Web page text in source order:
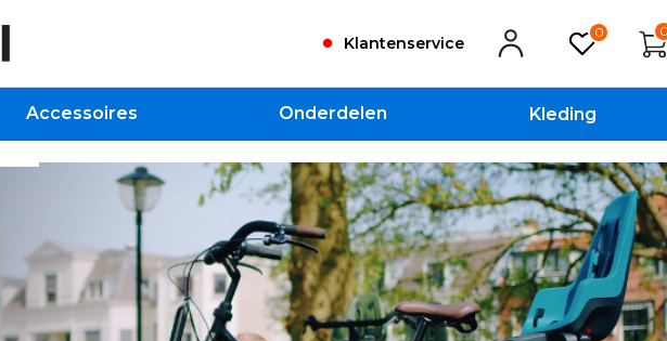
Klantenservice
0
Accessoires Onderdelen Kleding